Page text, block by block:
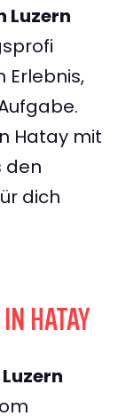
Luzern
Erlebnis,
Hatay mit
den
dich
HATAY